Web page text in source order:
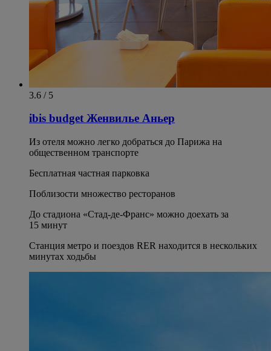
3.6 / 5
ibis budget Женвилье Аньер
Из отеля можно легко добраться до Парижа на
общественном транспорте
Бесплатная частная парковка
Поблизости множество ресторанов
До стадиона «Стад-де-Франс» можно доехать за
15 минут
Станция метро и поездов RER находится в нескольких
минутах ходьбы